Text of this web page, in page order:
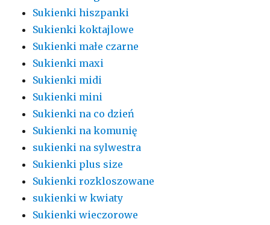
Sukienki hiszpanki
Sukienki koktajlowe
Sukienki małe czarne
Sukienki maxi
Sukienki midi
Sukienki mini
Sukienki na co dzień
Sukienki na komunię
sukienki na sylwestra
Sukienki plus size
Sukienki rozkloszowane
sukienki w kwiaty
Sukienki wieczorowe